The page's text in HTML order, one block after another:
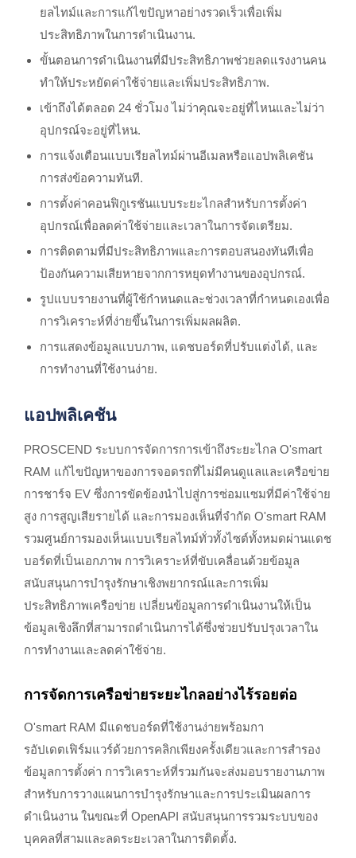
ยลไทม์และการแก้ไขปัญหาอย่างรวดเร็วเพื่อเพิ่ม
ประสิทธิภาพในการดำเนินงาน.
ขั้นตอนการดำเนินงานที่มีประสิทธิภาพช่วยลดแรงงานคน
ทำให้ประหยัดค่าใช้จ่ายและเพิ่มประสิทธิภาพ.
เข้าถึงได้ตลอด 24 ชั่วโมง ไม่ว่าคุณจะอยู่ที่ไหนและไม่ว่า
อุปกรณ์จะอยู่ที่ไหน.
การแจ้งเตือนแบบเรียลไทม์ผ่านอีเมลหรือแอปพลิเคชัน
การส่งข้อความทันที.
การตั้งค่าคอนฟิกูเรชันแบบระยะไกลสำหรับการตั้งค่า
อุปกรณ์เพื่อลดค่าใช้จ่ายและเวลาในการจัดเตรียม.
การติดตามที่มีประสิทธิภาพและการตอบสนองทันทีเพื่อ
ป้องกันความเสียหายจากการหยุดทำงานของอุปกรณ์.
รูปแบบรายงานที่ผู้ใช้กำหนดและช่วงเวลาที่กำหนดเองเพื่อ
การวิเคราะห์ที่ง่ายขึ้นในการเพิ่มผลผลิต.
การแสดงข้อมูลแบบภาพ, แดชบอร์ดที่ปรับแต่งได้, และ
การทำงานที่ใช้งานง่าย.
แอปพลิเคชัน
PROSCEND ระบบการจัดการการเข้าถึงระยะไกล O'smart
RAM แก้ไขปัญหาของการจอดรถที่ไม่มีคนดูแลและเครือข่าย
การชาร์จ EV ซึ่งการขัดข้องนำไปสู่การซ่อมแซมที่มีค่าใช้จ่าย
สูง การสูญเสียรายได้ และการมองเห็นที่จำกัด O'smart RAM
รวมศูนย์การมองเห็นแบบเรียลไทม์ทั่วทั้งไซต์ทั้งหมดผ่านแดช
บอร์ดที่เป็นเอกภาพ การวิเคราะห์ที่ขับเคลื่อนด้วยข้อมูล
สนับสนุนการบำรุงรักษาเชิงพยากรณ์และการเพิ่ม
ประสิทธิภาพเครือข่าย เปลี่ยนข้อมูลการดำเนินงานให้เป็น
ข้อมูลเชิงลึกที่สามารถดำเนินการได้ซึ่งช่วยปรับปรุงเวลาใน
การทำงานและลดค่าใช้จ่าย.
การจัดการเครือข่ายระยะไกลอย่างไร้รอยต่อ
O'smart RAM มีแดชบอร์ดที่ใช้งานง่ายพร้อมกา
รอัปเดตเฟิร์มแวร์ด้วยการคลิกเพียงครั้งเดียวและการสำรอง
ข้อมูลการตั้งค่า การวิเคราะห์ที่รวมกันจะส่งมอบรายงานภาพ
สำหรับการวางแผนการบำรุงรักษาและการประเมินผลการ
ดำเนินงาน ในขณะที่ OpenAPI สนับสนุนการรวมระบบของ
บุคคลที่สามและลดระยะเวลาในการติดตั้ง.